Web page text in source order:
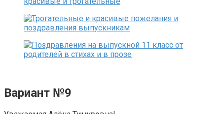
Вариант №9